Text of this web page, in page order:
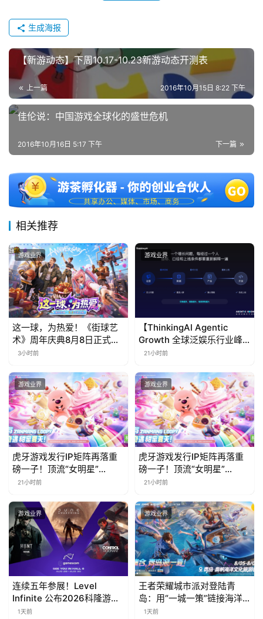
生成海报
【新游动态】下周10.17-10.23新游动态开测表
上一篇 2016年10月15日 8:22 下午
佳伦说：中国游戏全球化的盛世危机
下一篇
2016年10月16日 5:17 下午
相关推荐
游戏业界
这一球，为热爱！《街球艺
术》周年庆典8月8日正式上
线，多重福利与全新内容同
3小时前
游戏业界
【ThinkingAI Agentic
Growth 全球泛娱乐行业峰
会】Agent 时代，人到底负
21小时前
游戏业界
虎牙游戏发行IP矩阵再落重
磅一子！顶流“女明星”
ZANMANG LOOPY 正版3D
曝光
21小时前
游戏业界
虎牙游戏发行IP矩阵再落重
磅一子！顶流“女明星”
ZANMANG LOOPY 正版3D
曝光
21小时前
游戏业界
连续五年参展！Level
Infinite 公布2026科隆游戏
展产品阵容
1天前
游戏业界
王者荣耀城市派对登陆青
岛：用“一城一策”链接海洋
场景，以双向奔赴带动夏日
1天前